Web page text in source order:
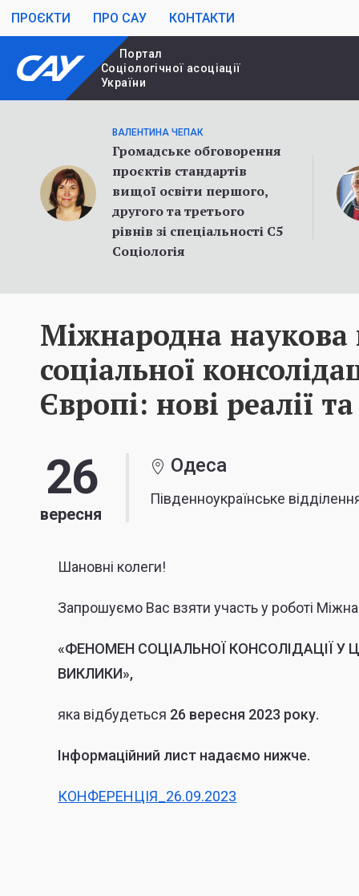
ПРОЄКТИ ПРО САУ КОНТАКТИ
Портал
Cоціологічної асоціації
України
ВАЛЕНТИНА ЧЕПАК
Громадське обговорення
проєктів стандартів
вищої освіти першого,
другого та третього
рівнів зі спеціальності С5
Соціологія
Міжнародна
соціальної
Європі: нові реалії
26
вересня
Одеса
Південноукраїнське
Шановні колеги!
Запрошуємо Вас взяти участь у роботі
«ФЕНОМЕН СОЦІАЛЬНОЇ КОНСОЛІДАЦІЇ У
ВИКЛИКИ»,
яка відбудеться 26 вересня 2023 року.
Інформаційний лист надаємо нижче.
КОНФЕРЕНЦІЯ_26.09.2023